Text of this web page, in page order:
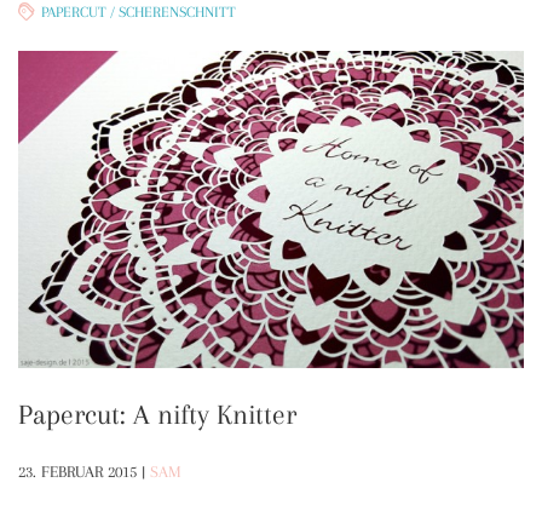
PAPERCUT / SCHERENSCHNITT
Papercut: A nifty Knitter
23. FEBRUAR 2015 | SAM